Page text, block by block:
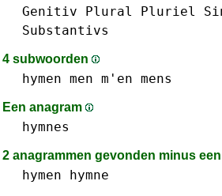
Genitiv Plural Pluriel
Substantivs
4 subwoorden
hymen men m'en mens
Een anagram
hymnes
2 anagrammen gevonden minus
hymen hymne